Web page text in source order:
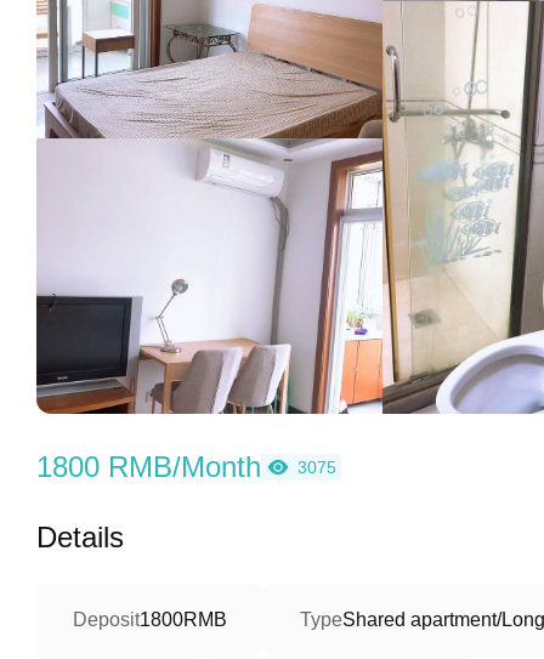
1800 RMB/Month 3075
Details
Deposit1800RMB TypeShared apartment/